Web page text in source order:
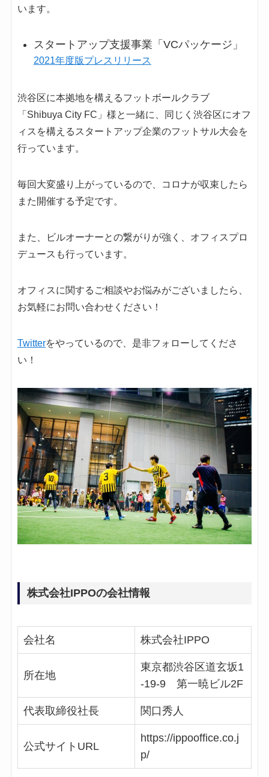
います。
スタートアップ支援事業「VCパッケージ」
2021年度版プレスリリース
渋谷区に本拠地を構えるフットボールクラブ
「 Shibuya City FC 」様と一緒に、同じく渋谷区にオフ
ィスを構えるスタートアップ企業のフットサル大会を
行っています。
毎回大変盛り上がっているので、コロナが収束したら
また開催する予定です。
また、ビルオーナーとの繋がりが強く、オフィスプロ
デュースも行っています。
オフィスに関するご相談やお悩みがございましたら、
お気軽にお問い合わせください！
Twitterをやっているので、是非フォローしてくださ
い！
株式会社IPPOの会社情報
会社名 株式会社IPPO
所在地
東京都渋谷区道玄坂1
-19-9 第一暁ビル2F
代表取締役社長 関口秀人
公式サイトURL
https://ippooffice.co.j
p/